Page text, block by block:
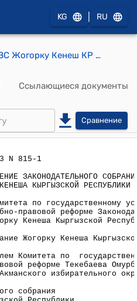
KG RU
Постановление ЗС Жогорку Кенеш КР от 10 сентября 1997 года 3 № 815-1 "О председателе Комитета по государственному устройству, законности и судебно-правовой реформе Законодательного собрания Жогорку Кенеша Кыргызской Республики"
Ссылающиеся документы
Сравнение